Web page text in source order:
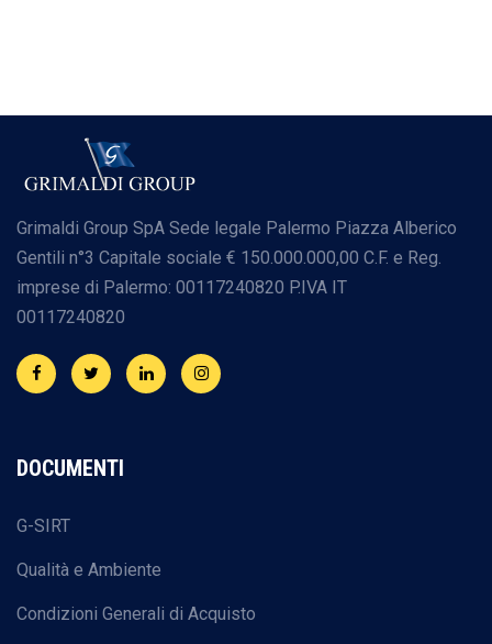
Grimaldi Group SpA Sede legale Palermo Piazza Alberico
Gentili n°3 Capitale sociale € 150.000.000,00 C.F. e Reg.
imprese di Palermo: 00117240820 P.IVA IT
00117240820
DOCUMENTI
G-SIRT
Qualità e Ambiente
Condizioni Generali di Acquisto